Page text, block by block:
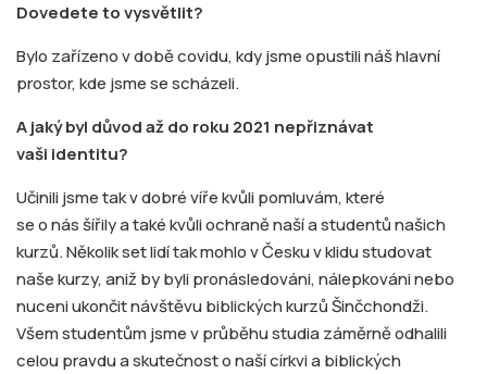
Dovedete to vysvětlit?
Bylo zařízeno v době covidu, kdy jsme opustili náš hlavní
prostor, kde jsme se scházeli.
A jaký byl důvod až do roku 2021 nepřiznávat
vaši identitu?
Učinili jsme tak v dobré víře kvůli pomluvám, které
se o nás šířily a také kvůli ochraně naší a studentů našich
kurzů. Několik set lidí tak mohlo v Česku v klidu studovat
naše kurzy, aniž by byli pronásledováni, nálepkováni nebo
nuceni ukončit návštěvu biblických kurzů Šinčchondži.
Všem studentům jsme v průběhu studia záměrně odhalili
celou pravdu a skutečnost o naší církvi a biblických